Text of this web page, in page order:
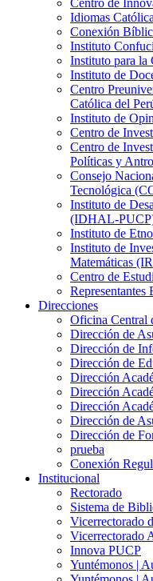
Centro de
Idiomas Católica
Conexión
Instituto
Instituto para la
Instituto de
Centro
Católica del
Instituto de
Centro de
Centro de
Políticas y
Consejo
Tecnológica
Instituto de
(IDHAL-
Instituto de
Instituto de
Matemáticas
Centro de
Representantes
Direcciones
Oficina Central
Dirección de
Dirección de
Dirección de
Dirección
Dirección
Dirección
Dirección de
Dirección de
prueba
Conexión
Institucional
Rectorado
Sistema de
Vicerrectorado
Vicerrectorado
Innova PUCP
Yuntémonos |